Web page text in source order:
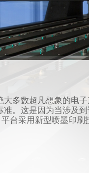
大多数超凡想象的电
准。这是因为当涉及
平台采用新型喷墨印刷